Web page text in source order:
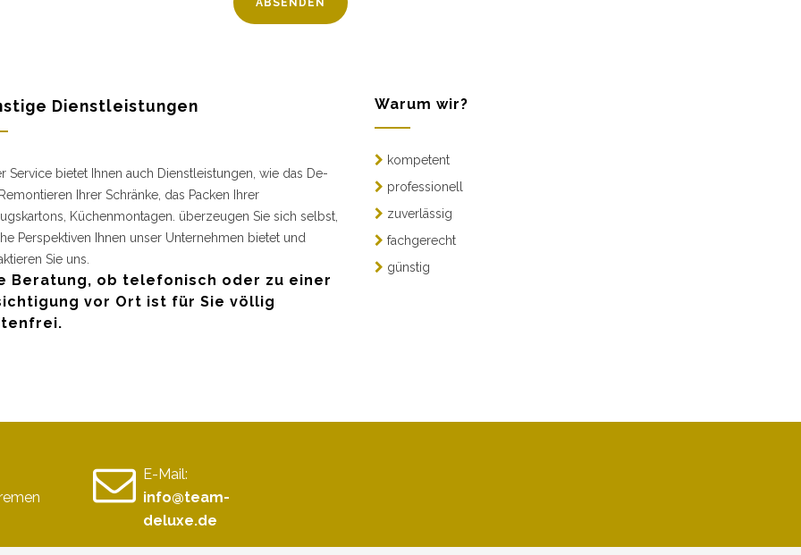
Dienstleistungen
Service bietet Ihnen auch Dienstleistungen, wie das De-
Ihrer Schränke, das Packen Ihrer
Küchenmontagen. überzeugen Sie sich selbst,
Perspektiven Ihnen unser Unternehmen bietet und
Sie uns.
Beratung, ob telefonisch oder zu einer
vor Ort ist für Sie völlig
Warum wir?
kompetent
professionell
zuverlässig
fachgerecht
günstig
E-Mail:
info@team-
deluxe.de